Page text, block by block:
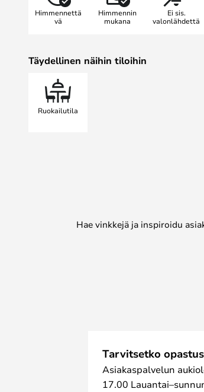
Himmennettä
vä
Himmennin
mukana
Ei sis.
valonlähdettä
Täydellinen näihin tiloihin
Ruokailutila
Hae vinkkejä ja inspiroidu
Tarvitsetko
Asiakaspalvelun
17.00